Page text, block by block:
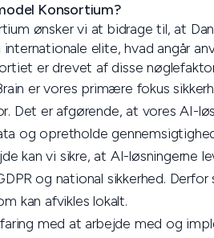
Konsortium?
ønsker vi at bidrage til, at
elite, hvad angår
er drevet af disse
er vores primære fokus
Det er afgørende, at vores AI-
og opretholde
kan vi sikre, at AI-løsningerne
og national sikkerhed.
kan afvikles lokalt.
med at arbejde med og